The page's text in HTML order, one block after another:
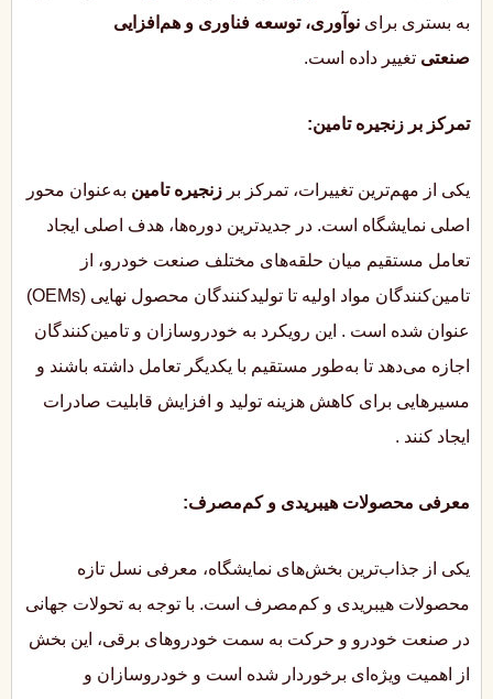
به بستری برای نوآوری، توسعه فناوری و هم‌افزایی
صنعتی تغییر داده است.
تمرکز بر زنجیره تامین:
یکی از مهم‌ترین تغییرات، تمرکز بر زنجیره تامین به‌عنوان محور
اصلی نمایشگاه است. در جدیدترین دوره‌ها، هدف اصلی ایجاد
تعامل مستقیم میان حلقه‌های مختلف صنعت خودرو، از
تامین‌کنندگان مواد اولیه تا تولیدکنندگان محصول نهایی (OEMs)
عنوان شده است . این رویکرد به خودروسازان و تامین‌کنندگان
اجازه می‌دهد تا به‌طور مستقیم با یکدیگر تعامل داشته باشند و
مسیرهایی برای کاهش هزینه تولید و افزایش قابلیت صادرات
ایجاد کنند .
معرفی محصولات هیبریدی و کم‌مصرف:
یکی از جذاب‌ترین بخش‌های نمایشگاه، معرفی نسل تازه
محصولات هیبریدی و کم‌مصرف است. با توجه به تحولات جهانی
در صنعت خودرو و حرکت به سمت خودروهای برقی، این بخش
از اهمیت ویژه‌ای برخوردار شده است و خودروسازان و